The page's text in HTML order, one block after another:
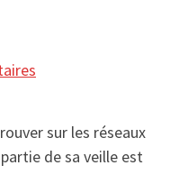
sur les réseaux
de sa veille est